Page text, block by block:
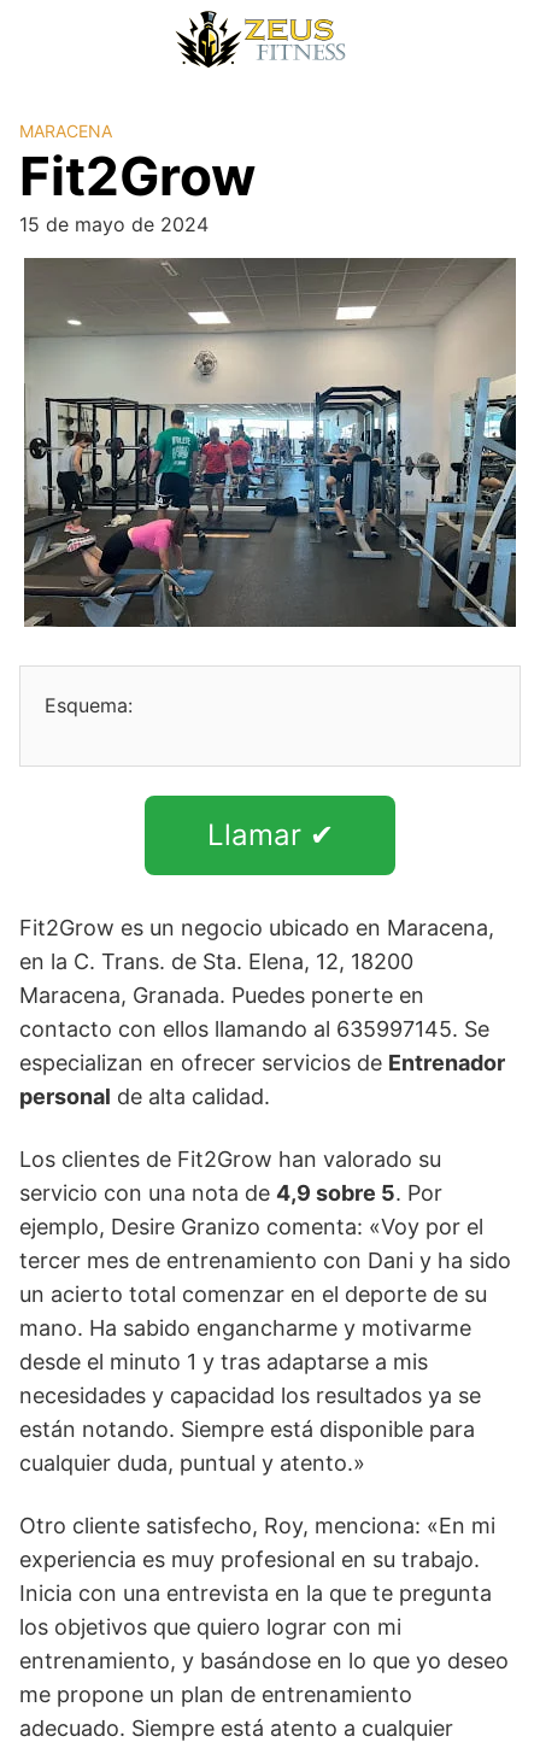
MARACENA
Fit2Grow
15 de mayo de 2024
Esquema:
Llamar ✔
Fit2Grow es un negocio ubicado en Maracena,
en la C. Trans. de Sta. Elena, 12, 18200
Maracena, Granada. Puedes ponerte en
contacto con ellos llamando al 635997145. Se
especializan en ofrecer servicios de Entrenador
personal de alta calidad.
Los clientes de Fit2Grow han valorado su
servicio con una nota de 4,9 sobre 5. Por
ejemplo, Desire Granizo comenta: «Voy por el
tercer mes de entrenamiento con Dani y ha sido
un acierto total comenzar en el deporte de su
mano. Ha sabido engancharme y motivarme
desde el minuto 1 y tras adaptarse a mis
necesidades y capacidad los resultados ya se
están notando. Siempre está disponible para
cualquier duda, puntual y atento.»
Otro cliente satisfecho, Roy, menciona: «En mi
experiencia es muy profesional en su trabajo.
Inicia con una entrevista en la que te pregunta
los objetivos que quiero lograr con mi
entrenamiento, y basándose en lo que yo deseo
me propone un plan de entrenamiento
adecuado. Siempre está atento a cualquier